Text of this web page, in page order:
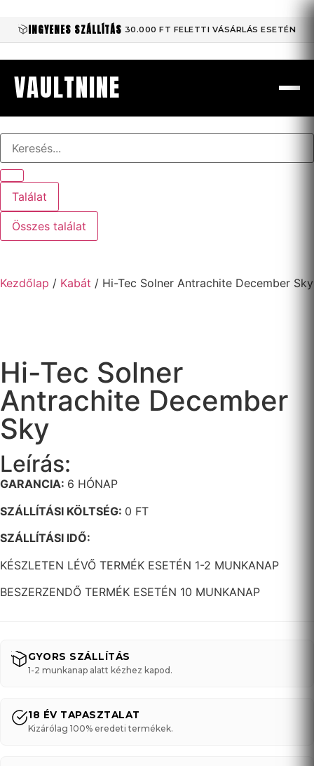
INGYENES SZÁLLÍTÁS 30.000 FT FELETTI VÁSÁRLÁS ESETÉN
VAULTNINE
Találat
Összes találat
Kezdőlap / Kabát / Hi-Tec Solner Antrachite December Sky
Hi-Tec Solner
Antrachite December
Sky
Leírás:
GARANCIA: 6 HÓNAP
SZÁLLÍTÁSI KÖLTSÉG: 0 FT
SZÁLLÍTÁSI IDŐ:
KÉSZLETEN LÉVŐ TERMÉK ESETÉN 1-2 MUNKANAP
BESZERZENDŐ TERMÉK ESETÉN 10 MUNKANAP
GYORS SZÁLLÍTÁS
1-2 munkanap alatt kézhez kapod.
18 ÉV TAPASZTALAT
Kizárólag 100% eredeti termékek.